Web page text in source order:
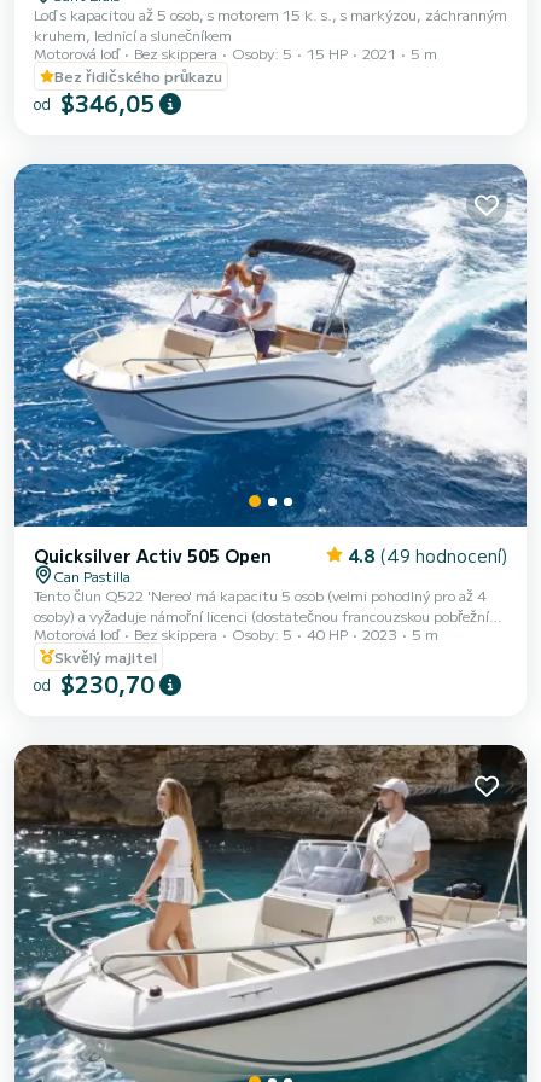
Loď s kapacitou až 5 osob, s motorem 15 k. s., s markýzou, záchranným
kruhem, lednicí a slunečníkem
Motorová loď
Bez skippera Osoby: 5 15 HP 2021
5 m
Bez řidičského průkazu
od $346,05
Quicksilver Activ 505 Open 4.8 (49 hodnocení)
Can Pastilla
Tento člun Q522 'Nereo' má kapacitu 5 osob (velmi pohodlný pro až 4
osoby) a vyžaduje námořní licenci (dostatečnou francouzskou pobřežní
licenci například). Je vybaven stínidlem bimini na ochranu před sluncem,
kotvou, žebříkem a koupací plošinou pro snadné vstupání do vody a
návrat na palubu, rádiem/bluetooth a samozřejmě veškerým
bezpečnostním vybavením (záchranné vesty, kotva, mlhový roh apod.).
Motorová loď Bez skippera Osoby: 5 40 HP 2023
5 m
Skvělý majitel
od $230,70